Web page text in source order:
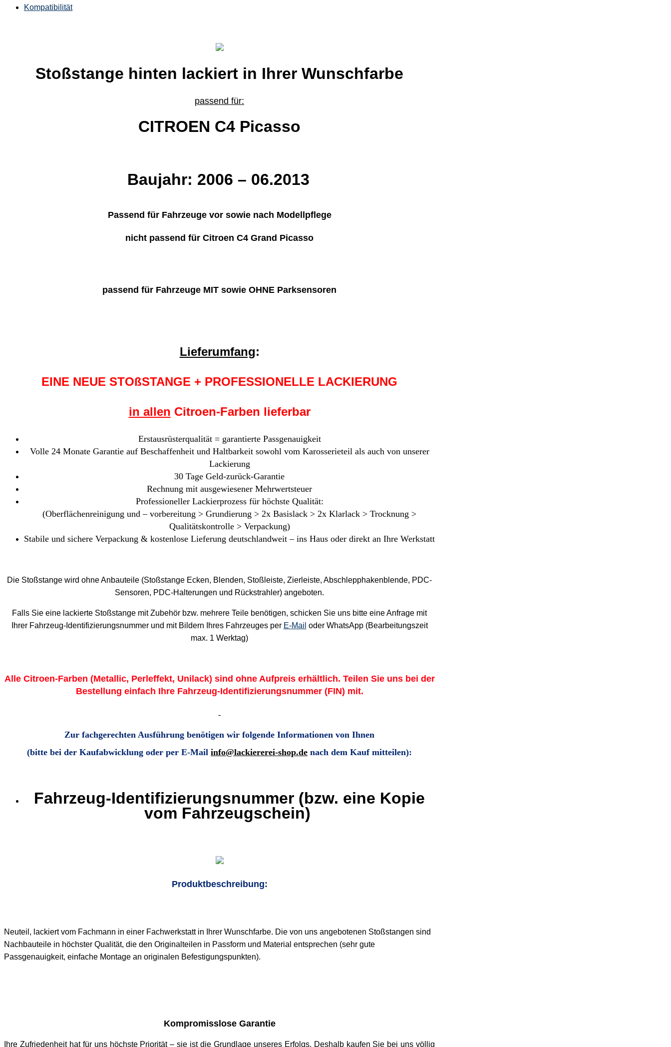
Kompatibilität
Stoßstange hinten lackiert in Ihrer Wunschfarbe
passend für:
CITROEN C4 Picasso
Baujahr: 2006 – 06.2013
Passend für Fahrzeuge vor sowie nach Modellpflege
nicht passend für Citroen C4 Grand Picasso
passend für Fahrzeuge MIT sowie OHNE Parksensoren
Lieferumfang:
EINE NEUE STOßSTANGE + PROFESSIONELLE LACKIERUNG
in allen Citroen-Farben lieferbar
Erstausrüsterqualität = garantierte Passgenauigkeit
Volle 24 Monate Garantie auf Beschaffenheit und Haltbarkeit sowohl vom Karosserieteil als auch von unserer
Lackierung
30 Tage Geld-zurück-Garantie
Rechnung mit ausgewiesener Mehrwertsteuer
Professioneller Lackierprozess für höchste Qualität:
(Oberflächenreinigung und – vorbereitung > Grundierung > 2x Basislack > 2x Klarlack > Trocknung >
Qualitätskontrolle > Verpackung)
Stabile und sichere Verpackung & kostenlose Lieferung deutschlandweit – ins Haus oder direkt an Ihre Werkstatt
Die Stoßstange wird ohne Anbauteile (Stoßstange Ecken, Blenden, Stoßleiste, Zierleiste, Abschlepphakenblende, PDC-
Sensoren, PDC-Halterungen und Rückstrahler) angeboten.
Falls Sie eine lackierte Stoßstange mit Zubehör bzw. mehrere Teile benötigen, schicken Sie uns bitte eine Anfrage mit
Ihrer Fahrzeug-Identifizierungsnummer und mit Bildern Ihres Fahrzeuges per E-Mail oder WhatsApp (Bearbeitungszeit
max. 1 Werktag)
Alle Citroen-Farben (Metallic, Perleffekt, Unilack) sind ohne Aufpreis erhältlich. Teilen Sie uns bei der
Bestellung einfach Ihre Fahrzeug-Identifizierungsnummer (FIN) mit.
Zur fachgerechten Ausführung benötigen wir folgende Informationen von Ihnen
(bitte bei der Kaufabwicklung oder per E-Mailinfo@lackiererei-shop.de nach dem Kauf mitteilen):
Fahrzeug-Identifizierungsnummer (bzw. eine Kopie
vom Fahrzeugschein)
Produktbeschreibung:
Neuteil, lackiert vom Fachmann in einer Fachwerkstatt in Ihrer Wunschfarbe. Die von uns angebotenen Stoßstangen sind
Nachbauteile in höchster Qualität, die den Originalteilen in Passform und Material entsprechen (sehr gute
Passgenauigkeit, einfache Montage an originalen Befestigungspunkten).
Kompromisslose Garantie
Ihre Zufriedenheit hat für uns höchste Priorität – sie ist die Grundlage unseres Erfolgs. Deshalb kaufen Sie bei uns völlig